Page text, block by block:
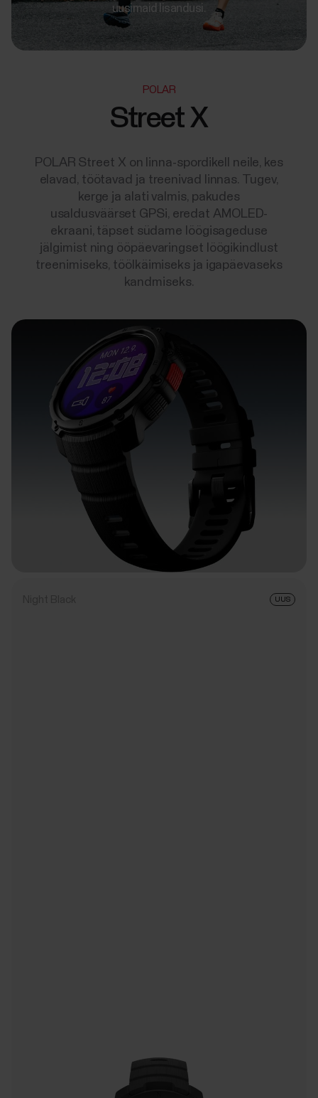
uusimaid lisandusi.
POLAR
Street X
POLAR Street X on linna-spordikell neile, kes
elavad, töötavad ja treenivad linnas. Tugev,
kerge ja alati valmis, pakudes
usaldusväärset GPSi, eredat AMOLED-
ekraani, täpset südame löögisageduse
jälgimist ning ööpäevaringset löögikindlust
treenimiseks, töölkäimiseks ja igapäevaseks
kandmiseks.
UUS